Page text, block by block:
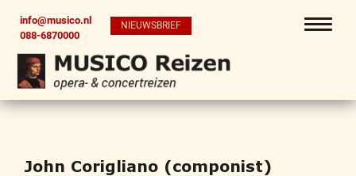
info@musico.nl
088-6870000
NIEUWSBRIEF
John Corigliano (componist)